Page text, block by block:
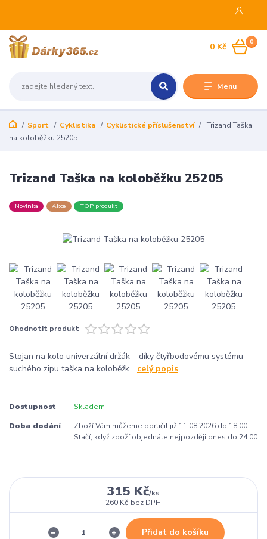
Menu
0
0 Kč
Sport Cyklistika Cyklistické příslušenství
Trizand Taška
na koloběžku 25205
Trizand Taška na koloběžku 25205
Novinka Akce TOP produkt
Ohodnotit produkt
Stojan na kolo univerzální držák – díky čtyřbodovému systému
suchého zipu taška na koloběžk... celý popis
Dostupnost Skladem
Doba dodání
Zboží Vám můžeme doručit již 11.08.2026 do 18:00.
Stačí, když zboží objednáte nejpozději dnes do 24:00
315 Kč/ks
260 Kč bez DPH
Přidat do košíku